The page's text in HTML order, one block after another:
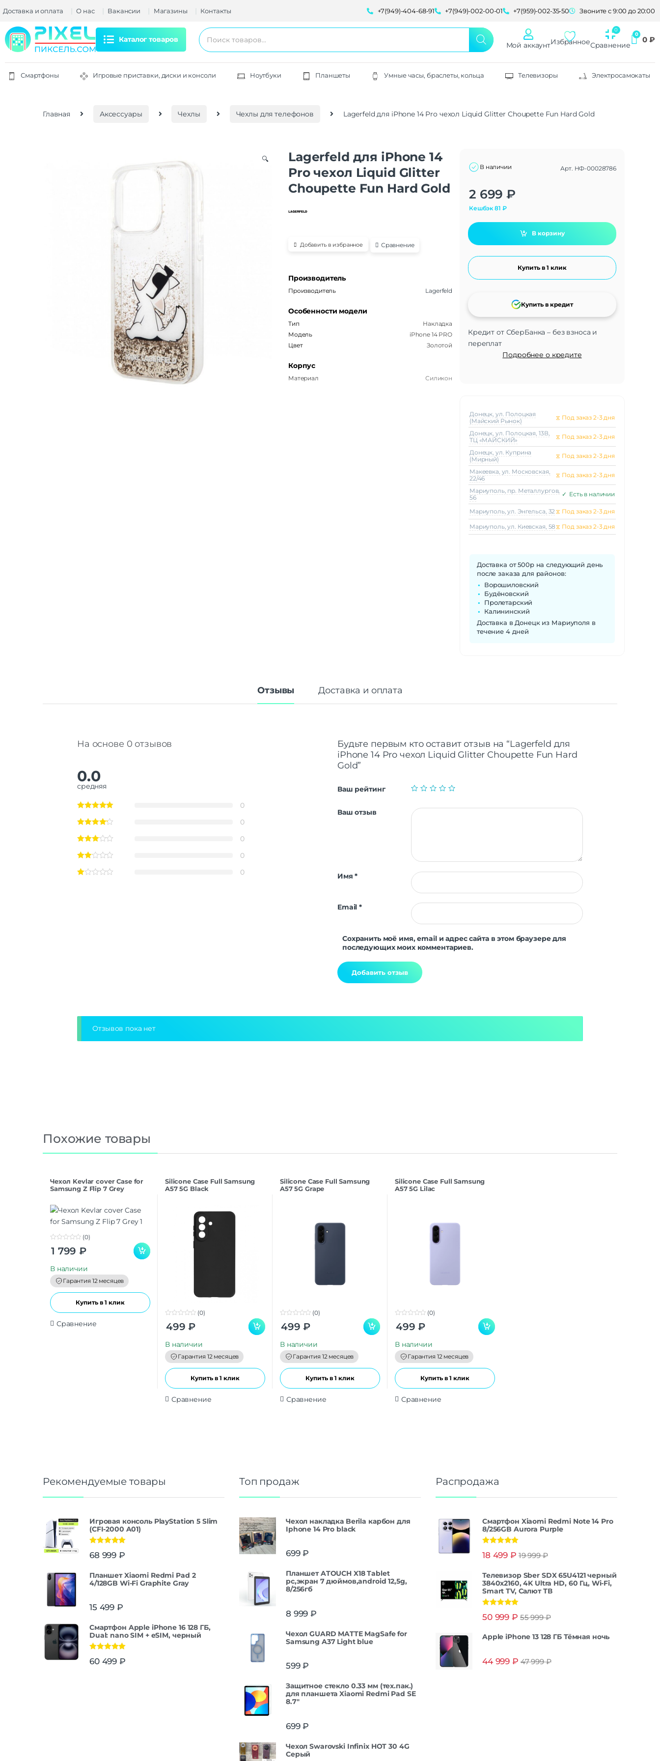
Доставка и оплата О нас Вакансии Магазины Контакты +7(949)-404-68-91 +7(949)-002-00-01 +7(959)-002-35-50 Звоните с 9:00 до 20:00
Каталог товаров
Мой аккаунтИзбранноеСравнение
0 ₽
Смартфоны Игровые приставки, диски и консоли Ноутбуки Планшеты Умные часы, браслеты, кольца Телевизоры Электросамокаты
Главная Аксессуары Чехлы Чехлы для телефонов Lagerfeld для iPhone 14 Pro чехол Liquid Glitter Choupette Fun Hard Gold
🔍
Lagerfeld для iPhone 14
Pro чехол Liquid Glitter
Choupette Fun Hard Gold
Добавить в избранное Сравнение
Производитель
Производитель Lagerfeld
Особенности модели
Тип
Накладка
Модель
iPhone 14 PRO
Цвет
Золотой
Корпус
Материал Силикон
В наличии Арт. НФ-00028786
2 699 ₽
Кешбэк81 ₽
В корзину
Купить в 1 клик
Кредит от СберБанка – без взноса и
переплат
Подробнее о кредите
Купить в кредит
Alternative:
Донецк, ул. Полоцкая
(Майский Рынок)
⧖ Под заказ 2-3 дня
Донецк, ул. Полоцкая, 13В,
ТЦ «МАЙСКИЙ»
⧖ Под заказ 2-3 дня
Донецк, ул. Куприна
(Мирный)
⧖ Под заказ 2-3 дня
Макеeвка, ул. Московская,
22/46
⧖ Под заказ 2-3 дня
Мариуполь, пр. Металлургов,
56
✓ Есть в наличии
Мариуполь, ул. Энгельса, 32 ⧖ Под заказ 2-3 дня
Мариуполь, ул. Киевская, 58 ⧖ Под заказ 2-3 дня
Доставка от 500р на следующий день
после заказа для районов:
Ворошиловский
Будёновский
Пролетарский
Калининский
Доставка в Донецк из Мариуполя в
течение 4 дней
Отзывы Доставка и оплата
На основе 0 отзывов
0.0
средняя
0
0
0
0
0
Будьте первым кто оставит отзыв на “Lagerfeld для
iPhone 14 Pro чехол Liquid Glitter Choupette Fun Hard
Gold”
Ваш рейтинг
Ваш отзыв
Имя*
Email*
Сохранить моё имя, email и адрес сайта в этом браузере для
последующих моих комментариев.
Отзывов пока нет
Похожие товары
Чехол Kevlar cover Case for
Samsung Z Flip 7 Grey
o
(0)
1 799 ₽
В наличии
Гарантия 12 месяцев
Купить в 1 клик
Сравнение
Silicone Case Full Samsung
A57 5G Black
o
o
(0)
499 ₽
В наличии
Гарантия 12 месяцев
Купить в 1 клик
Сравнение
Silicone Case Full Samsung
A57 5G Grape
o
o
(0)
499 ₽
В наличии
Гарантия 12 месяцев
Купить в 1 клик
Сравнение
Silicone Case Full Samsung
A57 5G Lilac
o
o
(0)
499 ₽
В наличии
Гарантия 12 месяцев
Купить в 1 клик
Сравнение
Рекомендуемые товары
Игровая консоль PlayStation 5 Slim
(CFI-2000 A01)
из 5
68 999 ₽
Планшет Xiaomi Redmi Pad 2
4/128GB Wi-Fi Graphite Gray
15 499 ₽
Смартфон Apple iPhone 16 128 ГБ,
Dual: nano SIM + eSIM, черный
из 5
60 499 ₽
Топ продаж
Чехол накладка Berila карбон для
Iphone 14 Pro black
699₽
Планшет ATOUCH X18 Tablet
pc,экран 7 дюймов,android 12,5g,
8/256гб
8 999 ₽
Чехол GUARD MATTE MagSafe for
Samsung A37 Light blue
599₽
Защитное стекло 0.33 мм (тех.пак.)
для планшета Xiaomi Redmi Pad SE
8.7"
699₽
Чехол Swarovski Infinix HOT 30 4G
Серый
Распродажа
Смартфон Xiaomi Redmi Note 14 Pro
8/256GB Aurora Purple
из 5
18 499 ₽ 19 999₽
Телевизор Sber SDX 65U4121 черный
3840x2160, 4K Ultra HD, 60 Гц, Wi-Fi,
Smart TV, Салют ТВ
из 5
50 999 ₽ 55 999₽
Apple iPhone 13 128 ГБ Тёмная ночь
44 999 ₽ 47 999₽